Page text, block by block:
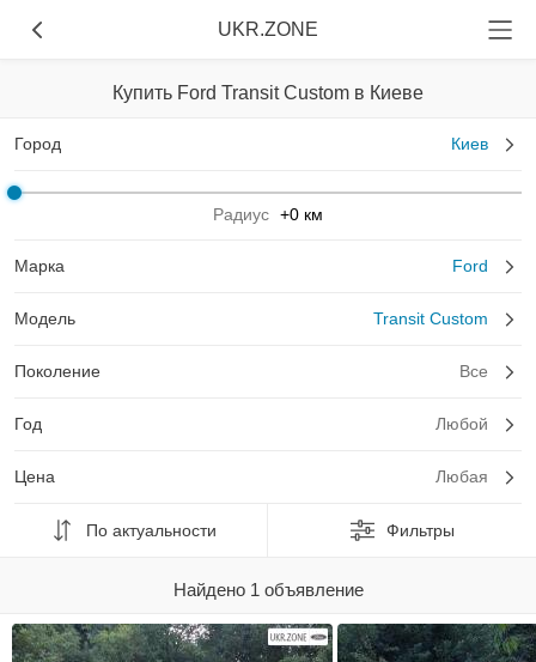
UKR.ZONE
Купить Ford Transit Custom в Киеве
Город Киев
Радиус +0 км
Марка Ford
Модель Transit Custom
Поколение Все
Год Любой
Цена Любая
По актуальности Фильтры
Найдено 1 объявление